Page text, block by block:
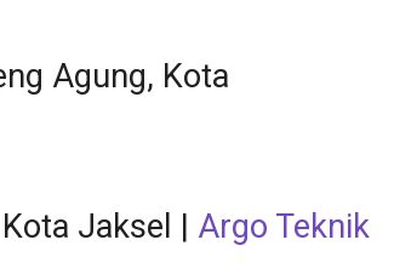
Jaksel | Argo Teknik